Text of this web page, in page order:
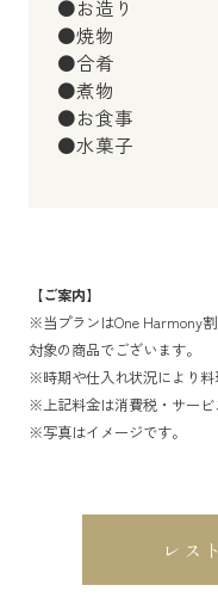
●お造り
●焼物
●合肴
●煮物
●お食事
●水菓子
【ご案内】
※当プランはOne Harmony
対象の商品でございます。
※時期や仕入れ状況により料
※上記料金は消費税・サービ
※写真はイメージです。
レス